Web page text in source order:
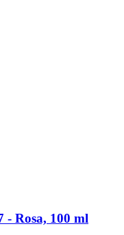
-​ Rosa, 100 ml